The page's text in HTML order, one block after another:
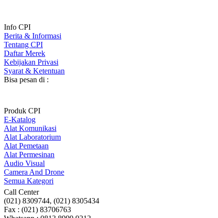
Info CPI
Berita & Informasi
Tentang CPI
Daftar Merek
Kebijakan Privasi
Syarat & Ketentuan
Bisa pesan di :
Produk CPI
E-Katalog
Alat Komunikasi
Alat Laboratorium
Alat Pemetaan
Alat Permesinan
Audio Visual
Camera And Drone
Semua Kategori
Call Center
(021) 8309744, (021) 8305434
Fax : (021) 83706763